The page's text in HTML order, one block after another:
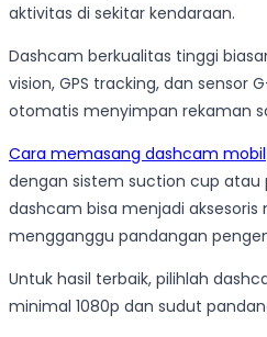
aktivitas di sekitar kendaraan.
Dashcam berkualitas tinggi
vision, GPS tracking, dan sensor
otomatis menyimpan rekaman
Cara memasang dashcam mobil
dengan sistem suction cup
dashcam bisa menjadi aksesoris
mengganggu pandangan
Untuk hasil terbaik, pilihlah
minimal 1080p dan sudut